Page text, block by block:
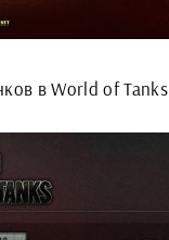
в World of Tanks